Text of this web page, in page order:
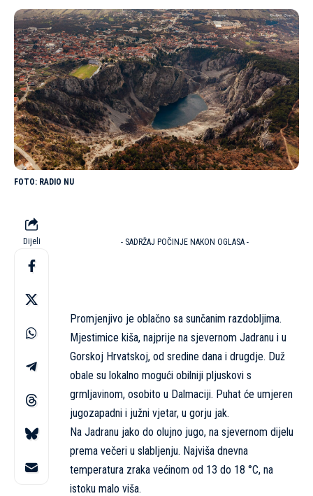
RADIO NU
Dijeli - SADRŽAJ POČINJE NAKON OGLASA -
Promjenjivo je oblačno sa sunčanim razdobljima.
Mjestimice kiša, najprije na sjevernom Jadranu i u
Gorskoj Hrvatskoj, od sredine dana i drugdje. Duž
obale su lokalno mogući obilniji pljuskovi s
grmljavinom, osobito u Dalmaciji. Puhat će umjeren
jugozapadni i južni vjetar, u gorju jak.
Na Jadranu jako do olujno jugo, na sjevernom dijelu
prema večeri u slabljenju. Najviša dnevna
temperatura zraka većinom od 13 do 18 °C, na
istoku malo viša.